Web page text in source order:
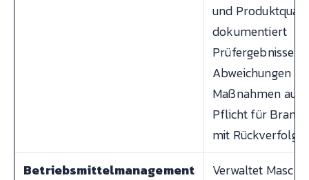
und
dokumentiert
Prüfergebnisse,
Abweichungen
Maßnahmen aus.
Pflicht für
mit
Betriebsmittelmanagement
Verwaltet